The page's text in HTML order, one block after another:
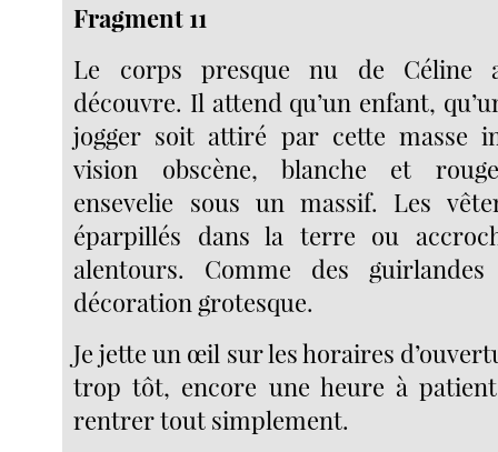
Fragment 11
Le corps presque nu de Céline
découvre. Il attend qu’un enfant,
jogger soit attiré par cette masse
vision obscène, blanche et
ensevelie sous un massif. Les
éparpillés dans la terre ou
alentours. Comme des
décoration grotesque.
Je jette un œil sur les horaires
trop tôt, encore une heure à
rentrer tout simplement.